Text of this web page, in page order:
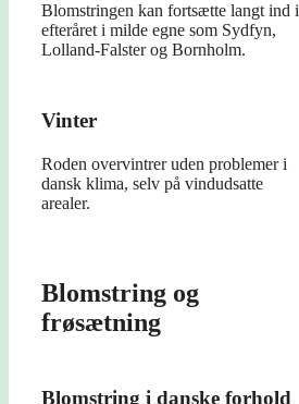
Blomstringen kan fortsætte langt ind i
efteråret i milde egne som Sydfyn,
Lolland-Falster og Bornholm.
Vinter
Roden overvintrer uden problemer i
dansk klima, selv på vindudsatte
arealer.
Blomstring og
frøsætning
Blomstring i danske forhold